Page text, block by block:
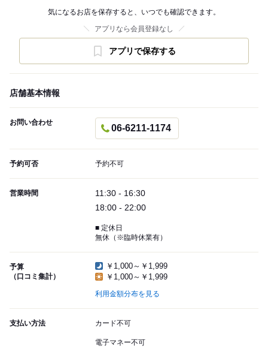
気になるお店を保存すると、いつでも確認できます。
アプリなら会員登録なし
アプリで保存する
店舗基本情報
お問い合わせ
06-6211-1174
予約可否 予約不可
営業時間
11:30 - 16:30
18:00 - 22:00
■ 定休日
無休（※臨時休業有）
予算
（口コミ集計）
￥1,000～￥1,999
￥1,000～￥1,999
利用金額分布を見る
支払い方法 カード不可
電子マネー不可